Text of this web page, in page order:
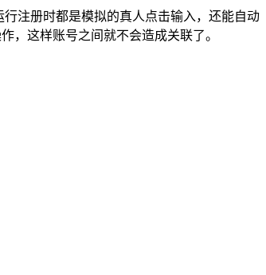
注册时都是模拟的真人点击输入，还能自动
，这样账号之间就不会造成关联了。